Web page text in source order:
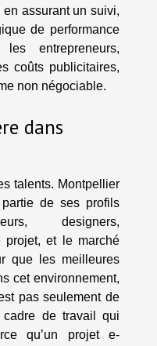
assurant un suivi,
de performance
entrepreneurs,
coûts publicitaires,
non négociable.
dans
talents. Montpellier
de ses profils
designers,
projet, et le marché
que les meilleures
cet environnement,
pas seulement de
de travail qui
qu’un projet e-